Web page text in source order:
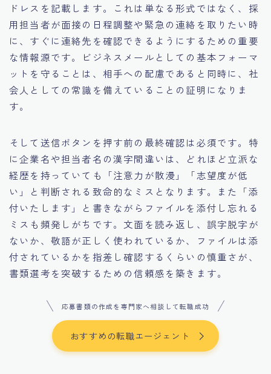
ドレスを記載します。これは単なる形式ではなく、採
用担当者が面接の日程調整や緊急の連絡を取りたい時
に、すぐに連絡先を確認できるようにするための重要
な情報源です。ビジネスメールとしての基本フォーマ
ットを守ることは、相手への配慮であると同時に、社
会人としての常識を備えていることの証明になりま
す。
そして送信ボタンを押す前の最終確認は必須です。特
に企業名や担当者名の漢字間違いは、どれほど立派な
経歴を持っていても「注意力が散漫」「志望度が低
い」と判断される致命的なミスとなります。また「添
付いたします」と書きながらファイルを添付し忘れる
ミスも頻発しがちです。文面を読み返し、誤字脱字が
ないか、敬語が正しく使われているか、ファイルは添
付されているかを指差し確認するくらいの慎重さが、
書類選考を突破するための信頼感を築きます。
応募書類の作成を専門家へ相談して転職成功
おすすめの転職エージェント